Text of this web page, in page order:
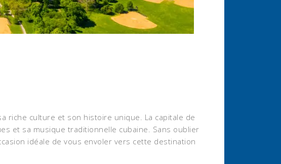
riche culture et son histoire unique. La capitale de
et sa musique traditionnelle cubaine. Sans oublier
idéale de vous envoler vers cette destination